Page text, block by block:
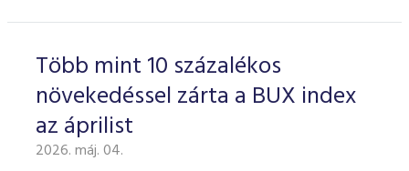
Több mint 10 százalékos
növekedéssel zárta a BUX index
az áprilist
2026. máj. 04.